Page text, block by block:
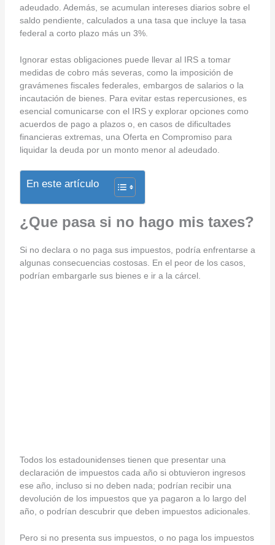
adeudado. Además, se acumulan intereses diarios sobre el
saldo pendiente, calculados a una tasa que incluye la tasa
federal a corto plazo más un 3%.
Ignorar estas obligaciones puede llevar al IRS a tomar
medidas de cobro más severas, como la imposición de
gravámenes fiscales federales, embargos de salarios o la
incautación de bienes. Para evitar estas repercusiones, es
esencial comunicarse con el IRS y explorar opciones como
acuerdos de pago a plazos o, en casos de dificultades
financieras extremas, una Oferta en Compromiso para
liquidar la deuda por un monto menor al adeudado.
En este artículo
¿Que pasa si no hago mis taxes?
Si no declara o no paga sus impuestos, podría enfrentarse a
algunas consecuencias costosas. En el peor de los casos,
podrían embargarle sus bienes e ir a la cárcel.
Todos los estadounidenses tienen que presentar una
declaración de impuestos cada año si obtuvieron ingresos
ese año, incluso si no deben nada; podrían recibir una
devolución de los impuestos que ya pagaron a lo largo del
año, o podrían descubrir que deben impuestos adicionales.
Pero si no presenta sus impuestos, o no paga los impuestos